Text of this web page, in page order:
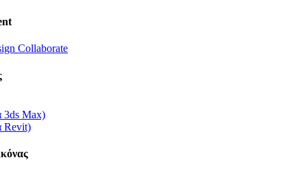
Collaborate
3ds Max)
Revit)